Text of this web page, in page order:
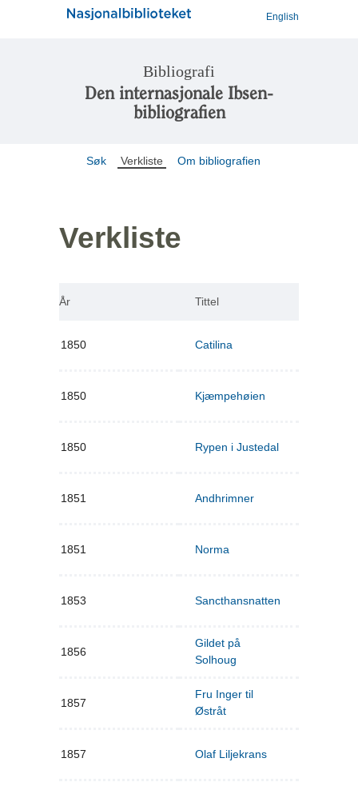
English
Bibliografi
Den internasjonale Ibsen-
bibliografien
Søk Verkliste Om bibliografien
Verkliste
År Tittel
1850 Catilina
1850 Kjæmpehøien
1850 Rypen i Justedal
1851 Andhrimner
1851 Norma
1853 Sancthansnatten
1856
Gildet på
Solhoug
1857
Fru Inger til
Østråt
1857 Olaf Liljekrans